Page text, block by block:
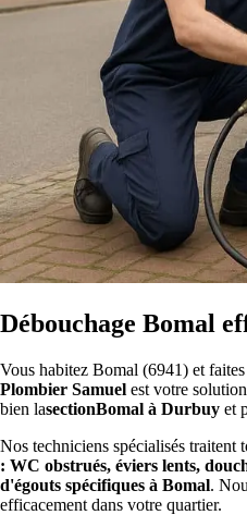
Débouchage Bomal
Vous habitez Bomal (6941) et
Plombier Samuel est votre
bien lasectionBomal à Durbuy et
Nos techniciens spécialisés traitent
: WC obstrués, éviers lents,
d'égouts spécifiques à Bomal.
efficacement dans votre quartier.